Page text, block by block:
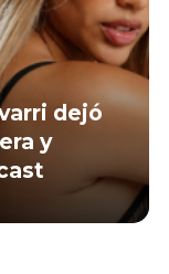
dejó
y